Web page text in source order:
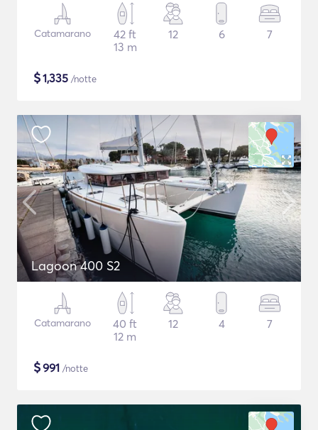
Catamarano
42 ft
13 m
12 6 7
$1,335 /notte
Lagoon 400 S2
Catamarano
40 ft
12 m
12 4 7
$991 /notte